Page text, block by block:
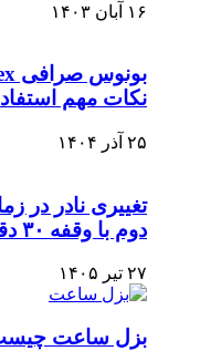
۱۶ آبان ۱۴۰۳
نکات مهم
۲۵ آذر ۱۴۰۴
تغییری نادر در
دوم با وقفه ۳۰ دقیقه‌ای آغاز می‌شود
۲۷ تیر ۱۴۰۵
بزل ساعت